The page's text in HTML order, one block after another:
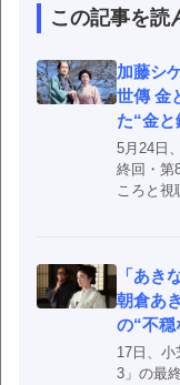
この記事を読
加藤シ
世傳 金
た“金と
5月24日
終回・第
ころと視
「あき
朝倉あ
の“不穏
17日、
3」の最